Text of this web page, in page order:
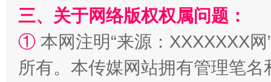
规模最大的光氢储一体化项目
三、关于网络版权权属问题：
① 本网注明“来源：XXXXXXX
所有。本传媒网站拥有管理笔